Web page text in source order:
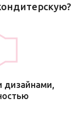
дизайнами,